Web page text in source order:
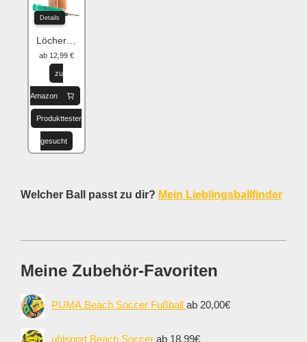
Details
Löcher flicken
ab 12,99 €
zu
Amazon
Produkttester
gesucht
Welcher Ball passt zu dir? Mein Lieblingsballfinder
Meine Zubehör-Favoriten
PUMA Beach Soccer Fußball ab 20,00€
uhlsport Beach Soccer ab 18,99€